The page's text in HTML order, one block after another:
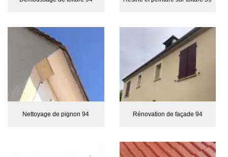
Nettoyage de pignon 94 Rénovation de façade 94